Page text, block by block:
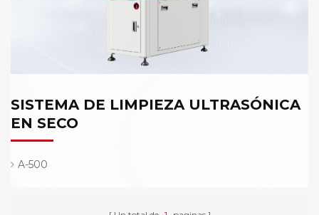
SISTEMA DE LIMPIEZA ULTRASÓNICA
EN SECO
A-500